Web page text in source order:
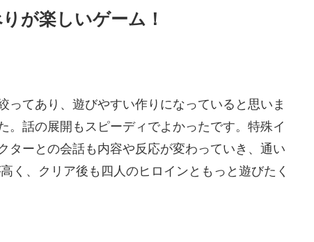
が楽しいゲーム！
てあり、遊びやすい作りになっていると思いま
。話の展開もスピーディでよかったです。特殊イ
ターとの会話も内容や反応が変わっていき、通い
く、クリア後も四人のヒロインともっと遊びたく